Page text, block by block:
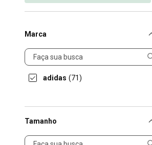
Marca
Marca
adidas (71)
Tamanho
Tamanho